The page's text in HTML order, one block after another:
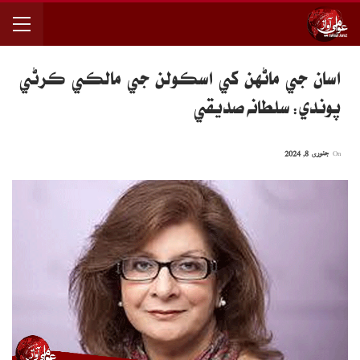
اسان جي ماڻهن کي اسڪولن جي مالڪي ڪرڻي
پوندي: سلطانه صديقي